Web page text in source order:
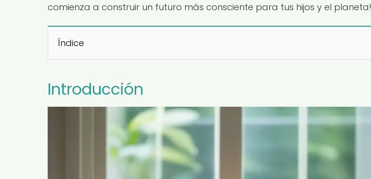
comienza a construir un futuro más consciente para tus hijos y el planeta!
Índice
Introducción